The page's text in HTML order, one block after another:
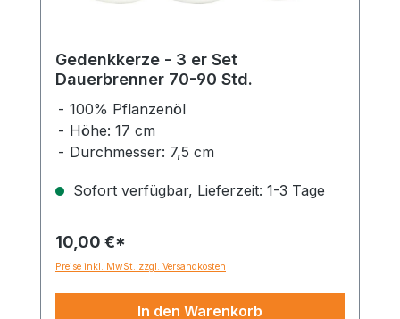
Gedenkkerze - 3 er Set
Dauerbrenner 70-90 Std.
100% Pflanzenöl
Höhe: 17 cm
Durchmesser: 7,5 cm
Sofort verfügbar, Lieferzeit: 1-3 Tage
10,00 €*
Preise inkl. MwSt. zzgl. Versandkosten
In den Warenkorb